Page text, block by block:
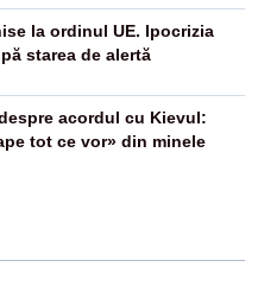
la ordinul UE. Ipocrizia
starea de alertă
acordul cu Kievul:
tot ce vor» din minele